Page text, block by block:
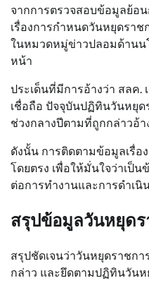
จากการตรวจสอบข้อมูลย้อ
เรื่องการกำหนดวันหยุดรา
ในหมวดหมู่ข่าวปลอมด้านน
หน้า
ประเด็นที่มีการอ้างว่า สลค.
เชื่อถือ ปัจจุบันปฏิทินวันหยุด
ช่วงกลางปีตามที่ถูกกล่าวอ้า
ดังนั้น การติดตามข้อมูลเรื่อ
โดยตรง เพื่อให้มั่นใจว่าเป็
ต่อการทำงานและการดำเ
สรุปข้อมูลวันหยุดร
สรุปชัดเจนว่าวันหยุดราชก
กล่าว และยึดตามปฏิทินวันห